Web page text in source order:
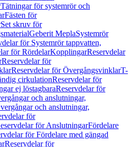
Tätningar för systemrör och
Fästen för
Set skruv för
Geberit MeplaSystemrör
för Systemrör tappvatten,
för RördelarKopplingarReservdelar
Reservdelar för
Reservdelar för ÖvergångsvinklarT-
cirkulationReservdelar för
ej löstagbaraReservdelar för
och anslutningar,
och anslutningar,
för
för AnslutningarFördelare
för Fördelare med gängad
Reservdelar för